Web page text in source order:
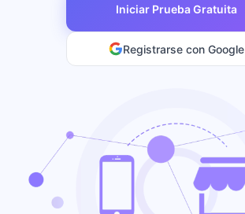
Iniciar Prueba Gratuita
Registrarse con Google